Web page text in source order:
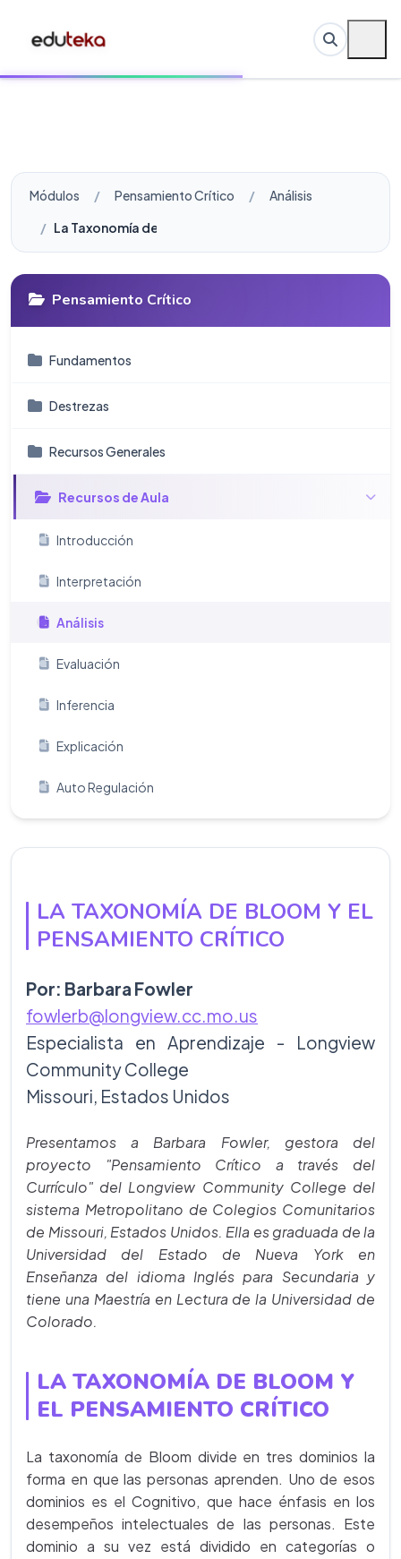
Módulos Pensamiento Crítico
Análisis
La Taxonomía de Bloom y el Pensamiento Crítico
Pensamiento Crítico
Fundamentos
Destrezas
Recursos Generales
Recursos de Aula
Introducción
Interpretación
Análisis
Evaluación
Inferencia
Explicación
Auto Regulación
LA TAXONOMÍA DE BLOOM Y EL
PENSAMIENTO CRÍTICO
Por: Barbara Fowler
fowlerb@longview.cc.mo.us
Especialista en Aprendizaje - Longview
Community College
Missouri, Estados Unidos
Presentamos a Barbara Fowler, gestora del
proyecto "Pensamiento Crítico a través del
Currículo" del Longview Community College del
sistema Metropolitano de Colegios Comunitarios
de Missouri, Estados Unidos. Ella es graduada de la
Universidad del Estado de Nueva York en
Enseñanza del idioma Inglés para Secundaria y
tiene una Maestría en Lectura de la Universidad de
Colorado.
LA TAXONOMÍA DE BLOOM Y
EL PENSAMIENTO CRÍTICO
La taxonomía de Bloom divide en tres dominios la
forma en que las personas aprenden. Uno de esos
dominios es el Cognitivo, que hace énfasis en los
desempeños intelectuales de las personas. Este
dominio a su vez está dividido en categorías o